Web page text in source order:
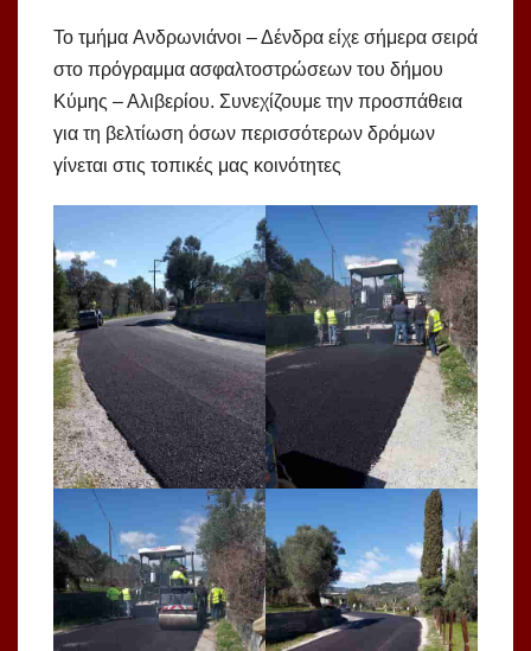
Το τμήμα Aνδρωνιάνοι – Δένδρα είχε σήμερα σειρά
στο πρόγραμμα ασφαλτοστρώσεων του δήμου
Κύμης – Αλιβερίου. Συνεχίζουμε την προσπάθεια
για τη βελτίωση όσων περισσότερων δρόμων
γίνεται στις τοπικές μας κοινότητες